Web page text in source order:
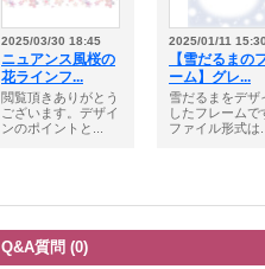
2025/03/30 18:45
ニュアンス風桜の
花ラインフ...
閲覧頂きありがとう
ございます。デザイ
ンのポイントと...
2025/01/11
【雪だるまの
ーム】グレ...
雪だるまをデザ
したフレームで
ファイル形式は
Q&A質問 (0)